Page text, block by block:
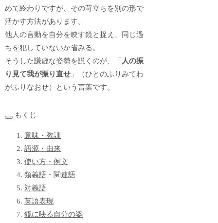
めて終わりですが、その苛立ちを別の形で
活かす方法があります。
他人の言動を自分を映す鏡と捉え、同じ過
ちを犯していないか省みる。
そうした謙虚な姿勢を説くのが、「 人の振
り見て我が振り直せ 」（ひとのふりみてわ
がふりなおせ）という言葉です。
もくじ
意味・教訓
語源・由来
使い方・例文
類義語・関連語
対義語
英語表現
鏡に映る自分の姿